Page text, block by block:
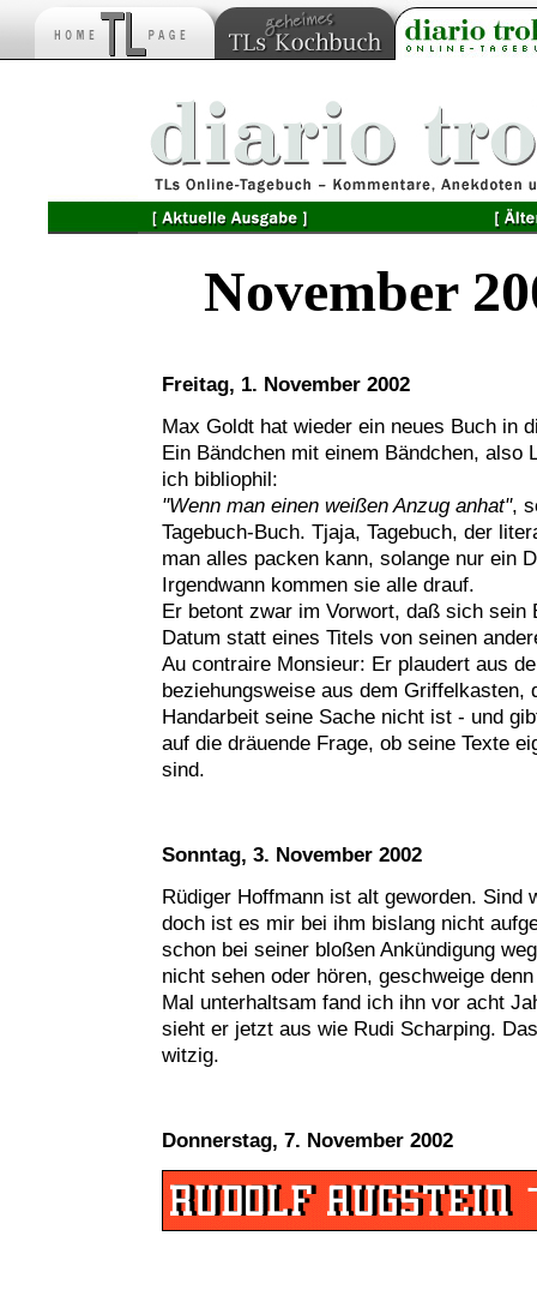
November
Freitag, 1. November 2002
Max Goldt hat wieder ein neues Buch in
Ein Bändchen mit einem Bändchen, also
ich bibliophil:
"Wenn man einen weißen Anzug anhat",
Tagebuch-Buch. Tjaja, Tagebuch, der
man alles packen kann, solange nur ein
Irgendwann kommen sie alle drauf.
Er betont zwar im Vorwort, daß sich sein
Datum statt eines Titels von seinen
Au contraire Monsieur: Er plaudert aus
beziehungsweise aus dem Griffelkasten,
Handarbeit seine Sache nicht ist - und
auf die dräuende Frage, ob seine Texte
sind.
Sonntag, 3. November 2002
Rüdiger Hoffmann ist alt geworden. Sind
doch ist es mir bei ihm bislang nicht
schon bei seiner bloßen Ankündigung
nicht sehen oder hören, geschweige
Mal unterhaltsam fand ich ihn vor acht
sieht er jetzt aus wie Rudi Scharping.
witzig.
Donnerstag, 7. November 2002